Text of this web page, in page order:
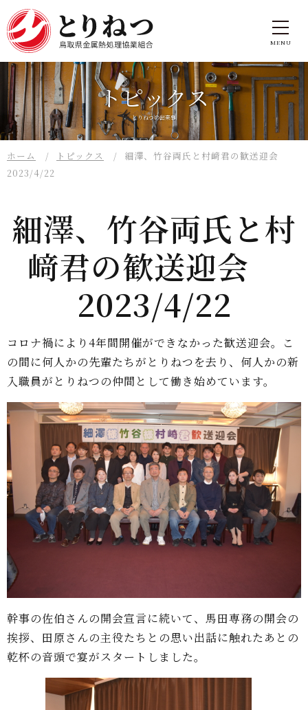
トピックス
とりねつの出来事
ホーム トピックス
細澤、竹谷両氏と村﨑君の歓送迎会
2023/4/22
細澤、竹谷両氏と村
﨑君の歓送迎会
2023/4/22
コロナ禍により4年間開催ができなかった歓送迎会。こ
の間に何人かの先輩たちがとりねつを去り、何人かの新
入職員がとりねつの仲間として働き始めています。
幹事の佐伯さんの開会宣言に続いて、馬田専務の開会の
挨拶、田原さんの主役たちとの思い出話に触れたあとの
乾杯の音頭で宴がスタートしました。